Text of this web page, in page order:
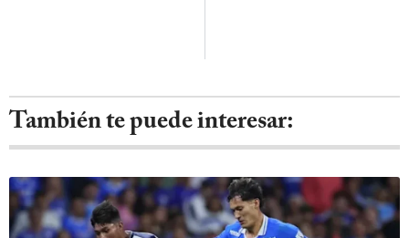
También te puede interesar: